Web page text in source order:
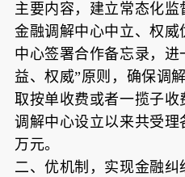
主要内容，建立常态化
金融调解中心中立、权
中心签署合作备忘录，
益、权威”原则，确保调
取按单收费或者一揽子
调解中心设立以来共受理
万元。
二、优机制，实现金融